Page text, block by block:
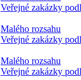
Veřejné zakázky
Malého rozsahu
Veřejné zakázky
Malého rozsahu
Veřejné zakázky